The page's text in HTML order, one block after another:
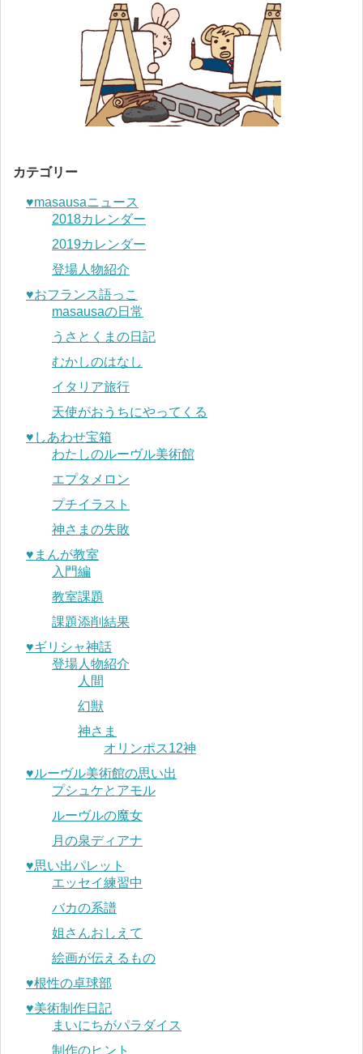
カテゴリー
♥︎masausaニュース
2018カレンダー
2019カレンダー
登場人物紹介
♥︎おフランス語っこ
masausaの日常
うさとくまの日記
むかしのはなし
イタリア旅行
天使がおうちにやってくる
♥︎しあわせ宝箱
わたしのルーヴル美術館
エプタメロン
プチイラスト
神さまの失敗
♥︎まんが教室
入門編
教室課題
課題添削結果
♥︎ギリシャ神話
登場人物紹介
人間
幻獣
神さま
オリンポス12神
♥︎ルーヴル美術館の思い出
プシュケとアモル
ルーヴルの魔女
月の泉ディアナ
♥︎思い出パレット
エッセイ練習中
バカの系譜
姐さんおしえて
絵画が伝えるもの
♥︎根性の卓球部
♥︎美術制作日記
まいにちがパラダイス
制作のヒント